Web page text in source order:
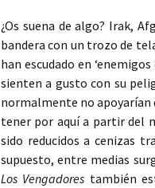
¿Os suena de algo? Irak,
bandera con un trozo de
han escudado en
sienten a gusto con su
normalmente no apoyarían
tener por aquí a partir del
sido reducidos a cenizas
supuesto, entre medias
Los Vengadores también